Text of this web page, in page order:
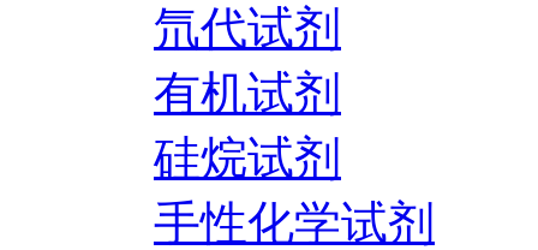
氘代试剂
有机试剂
硅烷试剂
手性化学试剂